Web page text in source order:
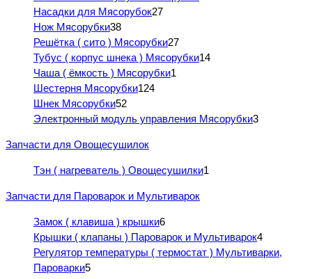
Насадки для Мясорубок27
Нож Мясорубки38
Решётка ( сито ) Мясорубки27
Тубус ( корпус шнека ) Мясорубки14
Чаша ( ёмкость ) Мясорубки1
Шестерня Мясорубки124
Шнек Мясорубки52
Электронный модуль управления Мясорубки3
Запчасти для Овощесушилок
Тэн ( нагреватель ) Овощесушилки1
Запчасти для Пароварок и Мультиварок
Замок ( клавиша ) крышки6
Крышки ( клапаны ) Пароварок и Мультиварок4
Регулятор температуры ( термостат ) Мультиварки,
Пароварки5